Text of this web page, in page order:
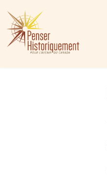
content